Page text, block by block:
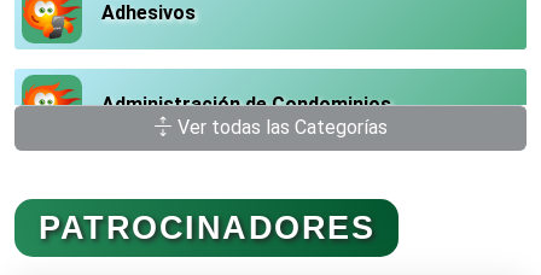
Adhesivos
Administración de Condominios
Administración de Empresas
Ver todas las Categorías
PATROCINADORES